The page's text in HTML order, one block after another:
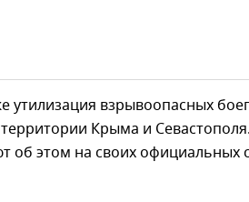
утилизация взрывоопасных
Крыма и
об этом на своих официальных